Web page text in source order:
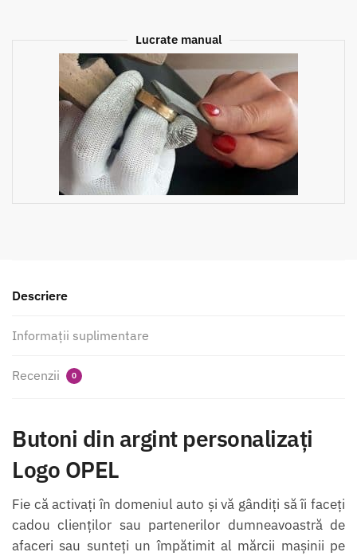
Lucrate manual
Descriere
Informații suplimentare
Recenzii 0
Butoni din argint personalizaţi
Logo OPEL
Fie că activaţi în domeniul auto şi vă gândiţi să îi faceţi
cadou clienţilor sau partenerilor dumneavoastră de
afaceri sau sunteţi un împătimit al mărcii maşinii pe